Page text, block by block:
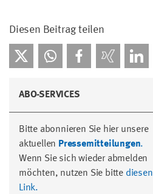
Diesen Beitrag teilen
ABO-SERVICES
Bitte abonnieren Sie hier unsere
aktuellen Pressemitteilungen.
Wenn Sie sich wieder abmelden
möchten, nutzen Sie bitte diesen
Link.